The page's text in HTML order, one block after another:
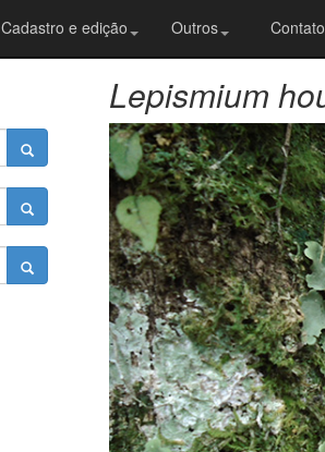
Cadastro e edição Outros Contato
Lepismium